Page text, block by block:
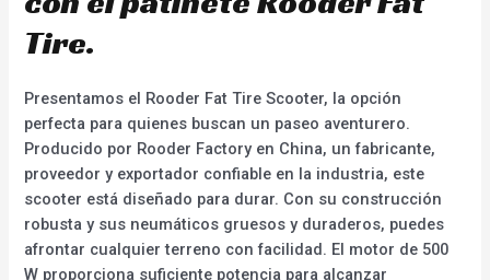
Tire.
Presentamos el Rooder Fat Tire Scooter, la opción
perfecta para quienes buscan un paseo aventurero.
Producido por Rooder Factory en China, un fabricante,
proveedor y exportador confiable en la industria, este
scooter está diseñado para durar. Con su construcción
robusta y sus neumáticos gruesos y duraderos, puedes
afrontar cualquier terreno con facilidad. El motor de 500
W proporciona suficiente potencia para alcanzar